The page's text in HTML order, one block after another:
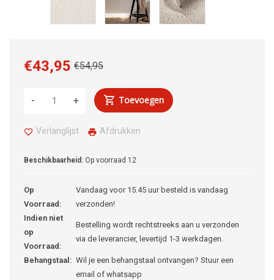
€54,95
€43,95
+
- Toevoegen
Verlanglijst Afdrukken
Beschikbaarheid: Op voorraad 12
Op
Voorraad:
Vandaag voor 15.45 uur besteld is vandaag
verzonden!
Indien niet
op
Voorraad:
Bestelling wordt rechtstreeks aan u verzonden
via de leverancier, levertijd 1-3 werkdagen.
Behangstaal: Wil je een behangstaal ontvangen? Stuur een
email of whatsapp